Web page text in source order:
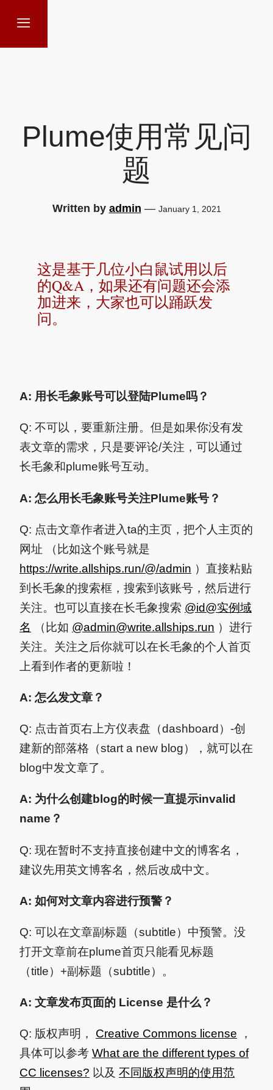
Plume使用常见问
题
Written by admin — January 1, 2021
这是基于几位小白鼠试用以后
的Q&A，如果还有问题还会添
加进来，大家也可以踊跃发
问。
A: 用长毛象账号可以登陆Plume吗？
Q: 不可以，要重新注册。但是如果你没有发
表文章的需求，只是要评论/关注，可以通过
长毛象和plume账号互动。
A: 怎么用长毛象账号关注Plume账号？
Q: 点击文章作者进入ta的主页，把个人主页的
网址 （比如这个账号就是
https://write.allships.run/@/admin ）直接粘贴
到长毛象的搜索框，搜索到该账号，然后进行
关注。也可以直接在长毛象搜索 @id@实例域
名
（比如 @admin@write.allships.run ）进行
关注。关注之后你就可以在长毛象的个人首页
上看到作者的更新啦！
A: 怎么发文章？
Q: 点击首页右上方仪表盘（dashboard）-创
建新的部落格（start a new blog），就可以在
blog中发文章了。
A: 为什么创建blog的时候一直提示invalid
name？
Q: 现在暂时不支持直接创建中文的博客名，
建议先用英文博客名，然后改成中文。
A: 如何对文章内容进行预警？
Q: 可以在文章副标题（subtitle）中预警。没
打开文章前在plume首页只能看见标题
（title）+副标题（subtitle）。
A: 文章发布页面的 License 是什么？
Q: 版权声明， Creative Commons license ，
具体可以参考 What are the different types of
CC licenses? 以及 不同版权声明的使用范